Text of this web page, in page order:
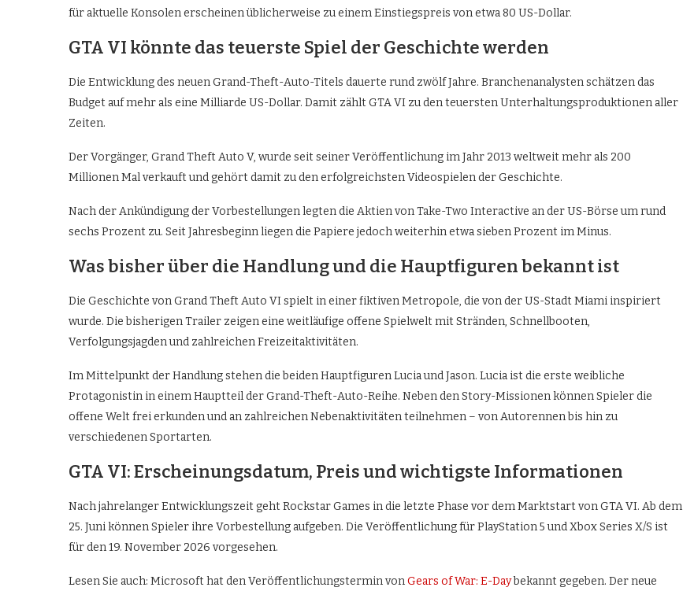
für aktuelle Konsolen erscheinen üblicherweise zu einem Einstiegspreis von etwa 80 US-Dollar.
GTA VI könnte das teuerste Spiel der Geschichte werden
Die Entwicklung des neuen Grand-Theft-Auto-Titels dauerte rund zwölf Jahre. Branchenanalysten schätzen das
Budget auf mehr als eine Milliarde US-Dollar. Damit zählt GTA VI zu den teuersten Unterhaltungsproduktionen aller
Zeiten.
Der Vorgänger, Grand Theft Auto V, wurde seit seiner Veröffentlichung im Jahr 2013 weltweit mehr als 200
Millionen Mal verkauft und gehört damit zu den erfolgreichsten Videospielen der Geschichte.
Nach der Ankündigung der Vorbestellungen legten die Aktien von Take-Two Interactive an der US-Börse um rund
sechs Prozent zu. Seit Jahresbeginn liegen die Papiere jedoch weiterhin etwa sieben Prozent im Minus.
Was bisher über die Handlung und die Hauptfiguren bekannt ist
Die Geschichte von Grand Theft Auto VI spielt in einer fiktiven Metropole, die von der US-Stadt Miami inspiriert
wurde. Die bisherigen Trailer zeigen eine weitläufige offene Spielwelt mit Stränden, Schnellbooten,
Verfolgungsjagden und zahlreichen Freizeitaktivitäten.
Im Mittelpunkt der Handlung stehen die beiden Hauptfiguren Lucia und Jason. Lucia ist die erste weibliche
Protagonistin in einem Hauptteil der Grand-Theft-Auto-Reihe. Neben den Story-Missionen können Spieler die
offene Welt frei erkunden und an zahlreichen Nebenaktivitäten teilnehmen – von Autorennen bis hin zu
verschiedenen Sportarten.
GTA VI: Erscheinungsdatum, Preis und wichtigste Informationen
Nach jahrelanger Entwicklungszeit geht Rockstar Games in die letzte Phase vor dem Marktstart von GTA VI. Ab dem
25. Juni können Spieler ihre Vorbestellung aufgeben. Die Veröffentlichung für PlayStation 5 und Xbox Series X/S ist
für den 19. November 2026 vorgesehen.
Lesen Sie auch: Microsoft hat den Veröffentlichungstermin vonGears of War: E-Daybekannt gegeben. Der neue